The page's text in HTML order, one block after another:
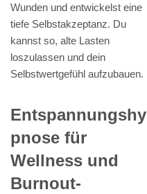
Wunden und entwickelst eine
tiefe Selbstakzeptanz. Du
kannst so, alte Lasten
loszulassen und dein
Selbstwertgefühl aufzubauen.
Entspannungshy
pnose für
Wellness und
Burnout-